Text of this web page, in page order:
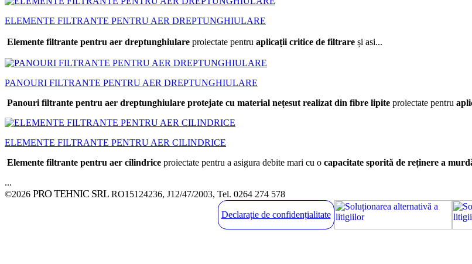
ELEMENTE FILTRANTE PENTRU AER DREPTUNGHIULARE
Elemente filtrante pentru aer dreptunghiulare proiectate pentru aplicații critice de filtrare și asi...
PANOURI FILTRANTE PENTRU AER DREPTUNGHIULARE
Panouri filtrante pentru aer dreptunghiulare protejate cu material nețesut realizat din fibre lipite proiectate pentru
ELEMENTE FILTRANTE PENTRU AER CILINDRICE
Elemente filtrante pentru aer cilindrice proiectate pentru a asigura debite mari cu o capacitate sporită de reținere a
...
©2026 PRO TEHNIC SRL RO15124236, J12/47/2003, Tel. 0264 274 578
Declarație de confidențialitate